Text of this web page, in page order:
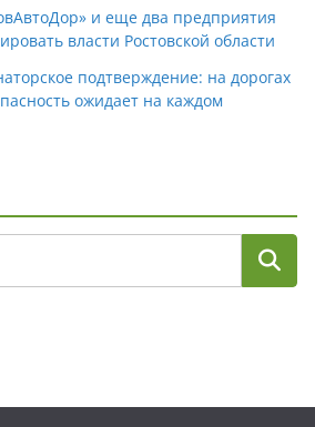
и еще два предприятия
власти Ростовской области
подтверждение: на дорогах
ожидает на каждом